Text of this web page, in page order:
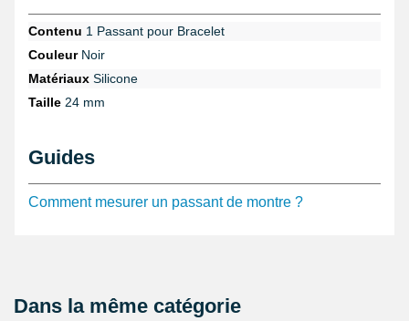
Contenu 1 Passant pour Bracelet
CouleurNoir
Matériaux Silicone
Taille 24 mm
Guides
Comment mesurer un passant de montre ?
Dans la même catégorie